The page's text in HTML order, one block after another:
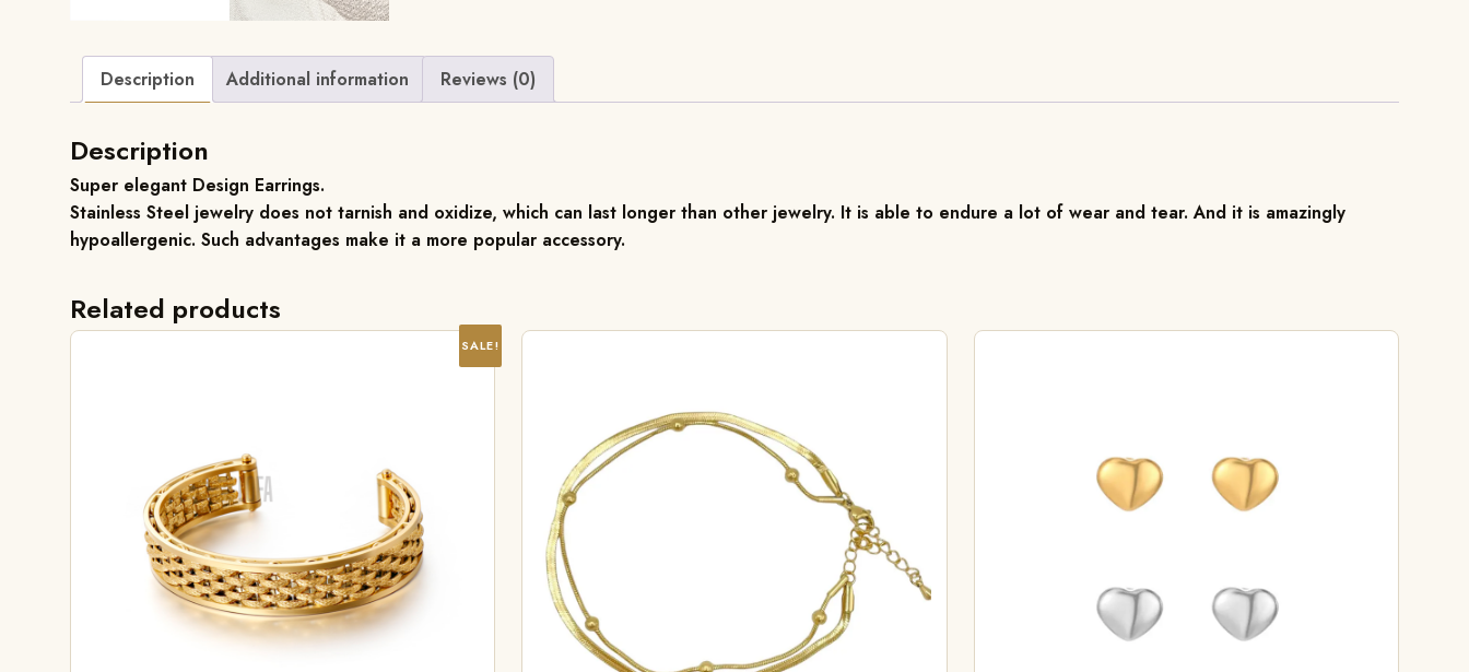
Description Additional information Reviews (0)
Description
Super elegant Design Earrings.
Stainless Steel jewelry does not tarnish and oxidize, which can last longer than other jewelry. It is able to endure a lot of wear and tear. And it is amazingly
hypoallergenic. Such advantages make it a more popular accessory.
Related products
SALE!